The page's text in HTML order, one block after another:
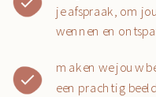
maken we jouw
een prachtig
je afspraak, om
wennen en